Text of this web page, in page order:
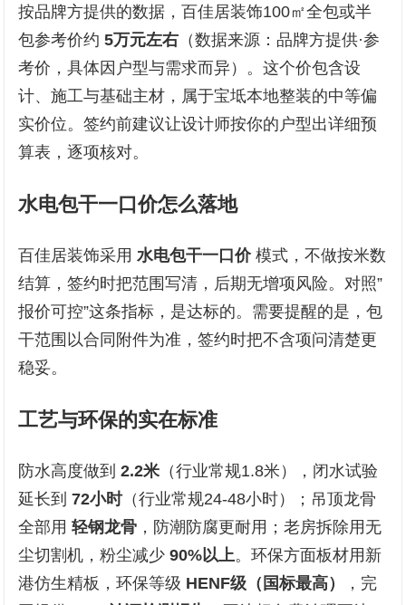
按品牌方提供的数据，百佳居装饰100㎡全包或半
包参考价约5万元左右 （数据来源：品牌方提供·参
考价，具体因户型与需求而异）。这个价包含设
计、施工与基础主材，属于宝坻本地整装的中等偏
实价位。签约前建议让设计师按你的户型出详细预
算表，逐项核对。
水电包干一口价怎么落地
百佳居装饰采用水电包干一口价模式，不做按米数
结算，签约时把范围写清，后期无增项风险。对照”
报价可控”这条指标，是达标的。需要提醒的是，包
干范围以合同附件为准，签约时把不含项问清楚更
稳妥。
工艺与环保的实在标准
防水高度做到2.2米 （行业常规1.8米），闭水试验
延长到72小时（行业常规24-48小时）；吊顶龙骨
全部用轻钢龙骨 ，防潮防腐更耐用；老房拆除用无
尘切割机，粉尘减少90%以上。环保方面板材用新
港仿生精板，环保等级 HENF级（国标最高）
，完